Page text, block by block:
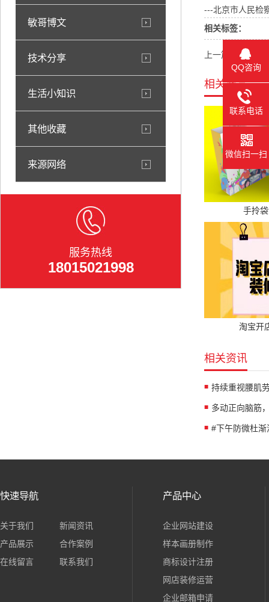
敏哥博文
技术分享
生活小知识
其他收藏
来源网络
服务热线
18015021998
---北京市人民检
相关标签：
上一篇： 没有意
相关产品
手拎
淘宝开
相关资讯
快速导航
关于我们
新闻资讯
产品展示
合作案例
在线留言
联系我们
产品中心
企业网站建设
样本画册制作
商标设计注册
网店装修运营
企业邮箱申请
QQ咨询
联系电话
微信扫一扫